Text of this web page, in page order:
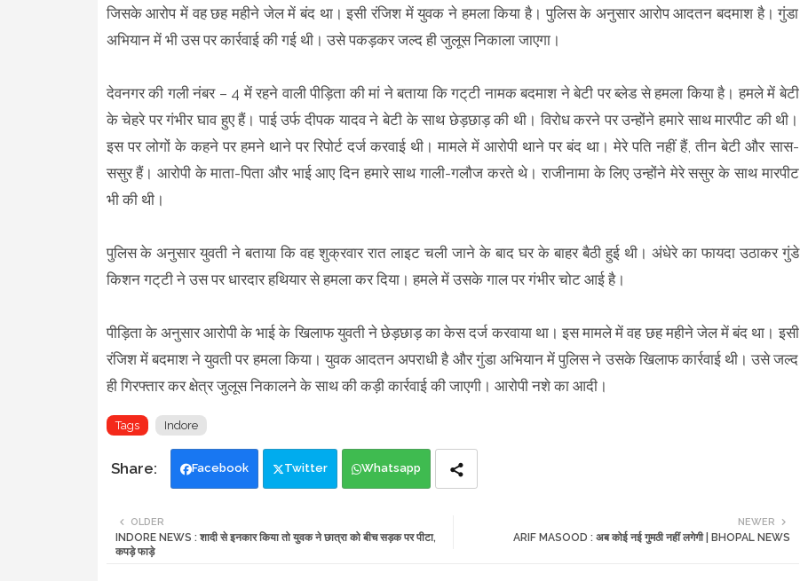
जिसके आरोप में वह छह महीने जेल में बंद था। इसी रंजिश में युवक ने हमला किया है। पुलिस के अनुसार आरोप आदतन बदमाश है। गुंडा
अभियान में भी उस पर कार्रवाई की गई थी। उसे पकड़कर जल्द ही जुलूस निकाला जाएगा।
देवनगर की गली नंबर – 4 में रहने वाली पीड़िता की मां ने बताया कि गट्‌टी नामक बदमाश ने बेटी पर ब्लेड से हमला किया है। हमले में बेटी
के चेहरे पर गंभीर घाव हुए हैं। पाई उर्फ दीपक यादव ने बेटी के साथ छेड़छाड़ की थी। विरोध करने पर उन्होंने हमारे साथ मारपीट की थी।
इस पर लोगों के कहने पर हमने थाने पर रिपोर्ट दर्ज करवाई थी। मामले में आरोपी थाने पर बंद था। मेरे पति नहीं हैं, तीन बेटी और सास-
ससुर हैं। आरोपी के माता-पिता और भाई आए दिन हमारे साथ गाली-गलौज करते थे। राजीनामा के लिए उन्होंने मेरे ससुर के साथ मारपीट
भी की थी।
पुलिस के अनुसार युवती ने बताया कि वह शुक्रवार रात लाइट चली जाने के बाद घर के बाहर बैठी हुई थी। अंधेरे का फायदा उठाकर गुंडे
किशन गट्‌टी ने उस पर धारदार हथियार से हमला कर दिया। हमले में उसके गाल पर गंभीर चोट आई है।
पीड़िता के अनुसार आरोपी के भाई के खिलाफ युवती ने छेड़छाड़ का केस दर्ज करवाया था। इस मामले में वह छह महीने जेल में बंद था। इसी
रंजिश में बदमाश ने युवती पर हमला किया। युवक आदतन अपराधी है और गुंडा अभियान में पुलिस ने उसके खिलाफ कार्रवाई थी। उसे जल्द
ही गिरफ्तार कर क्षेत्र जुलूस निकालने के साथ की कड़ी कार्रवाई की जाएगी। आरोपी नशे का आदी।
Tags Indore
Facebook Twitter Whatsapp
NEWER
ARIF MASOOD : अब कोई नई गुमठी नहीं लगेगी | BHOPAL NEWS
OLDER
INDORE NEWS : शादी से इनकार किया तो युवक ने छात्रा को बीच सड़क पर पीटा,
कपड़े फाड़े